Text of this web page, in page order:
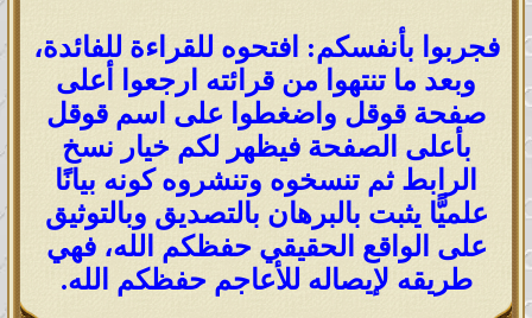
فجربوا بأنفسكم: افتحوه للقراءة للفائدة،
وبعد ما تنتهوا من قرائته ارجعوا أعلى
صفحة قوقل واضغطوا على اسم قوقل
بأعلى الصفحة فيظهر لكم خيار نسخ
الرابط ثم تنسخوه وتنشروه كونه بيانًا
علميًّا يثبت بالبرهان بالتصديق وبالتوثيق
على الواقع الحقيقي حفظكم الله، فهي
طريقه لإيصاله للأعاجم حفظكم الله.